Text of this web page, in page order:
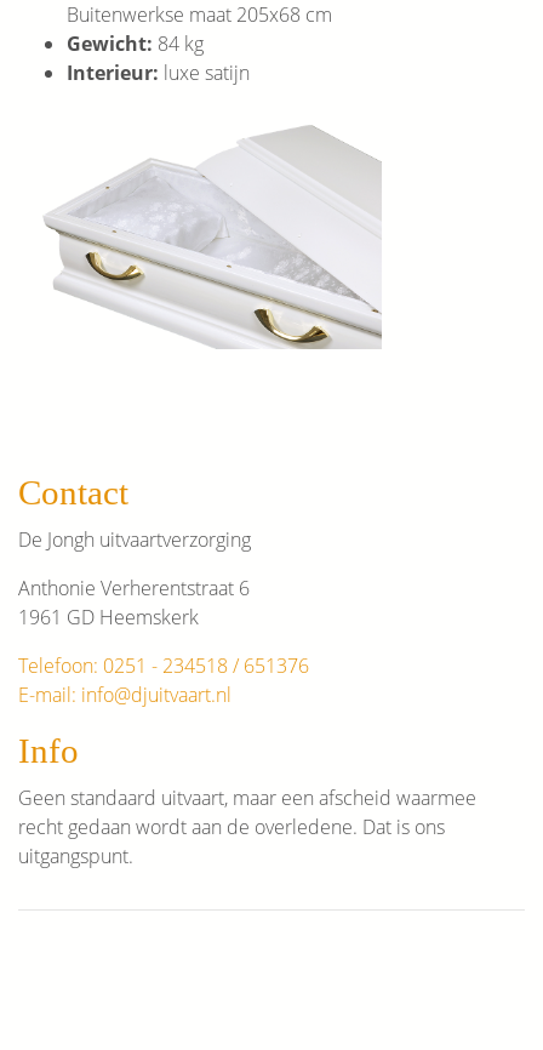
Buitenwerkse maat 205x68 cm
Gewicht: 84 kg
Interieur: luxe satijn
Contact
De Jongh uitvaartverzorging
Anthonie Verherentstraat 6
1961 GD Heemskerk
Telefoon: 0251 - 234518 / 651376
E-mail: info@djuitvaart.nl
Info
Geen standaard uitvaart, maar een afscheid waarmee
recht gedaan wordt aan de overledene. Dat is ons
uitgangspunt.